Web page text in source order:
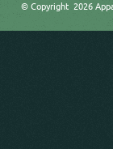
© Copyright 2026